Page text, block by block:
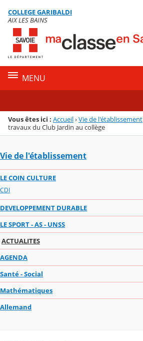
Menu de la rubrique
Contenu
COLLEGE GARIBALDI
AIX LES BAINS
MENU
Vous êtes ici : Accueil›Vie de l'établissement
travaux du Club Jardin au collège
Vie de l'établissement
LE COIN CULTURE
CDI
DEVELOPPEMENT DURABLE
LE SPORT - AS - UNSS
ACTUALITES
AGENDA
Santé - Social
Mathématiques
Allemand